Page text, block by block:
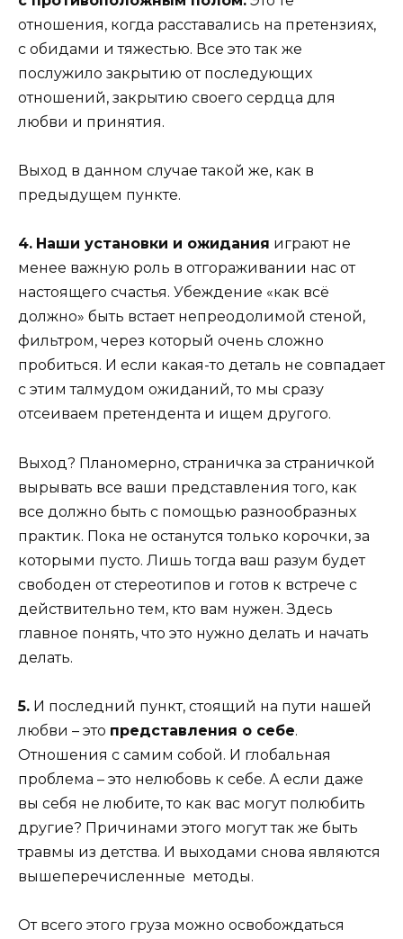
отношения, когда расставались на претензиях,
с обидами и тяжестью. Все это так же
послужило закрытию от последующих
отношений, закрытию своего сердца для
любви и принятия.
Выход в данном случае такой же, как в
предыдущем пункте.
4. Наши установки и ожидания играют не
менее важную роль в отгораживании нас от
настоящего счастья. Убеждение «как всё
должно» быть встает непреодолимой стеной,
фильтром, через который очень сложно
пробиться. И если какая-то деталь не совпадает
с этим талмудом ожиданий, то мы сразу
отсеиваем претендента и ищем другого.
Выход? Планомерно, страничка за страничкой
вырывать все ваши представления того, как
все должно быть с помощью разнообразных
практик. Пока не останутся только корочки, за
которыми пусто. Лишь тогда ваш разум будет
свободен от стереотипов и готов к встрече с
действительно тем, кто вам нужен. Здесь
главное понять, что это нужно делать и начать
делать.
5. И последний пункт, стоящий на пути нашей
любви – это представления о себе.
Отношения с самим собой. И глобальная
проблема – это нелюбовь к себе. А если даже
вы себя не любите, то как вас могут полюбить
другие? Причинами этого могут так же быть
травмы из детства. И выходами снова являются
вышеперечисленные методы.
От всего этого груза можно освобождаться